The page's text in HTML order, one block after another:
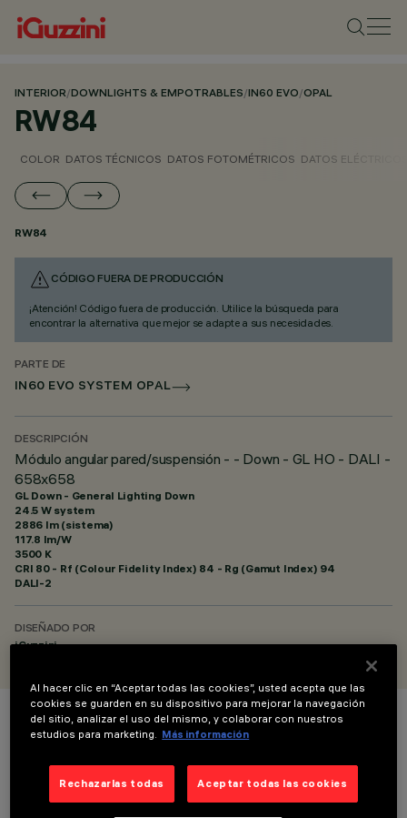
INTERIOR/DOWNLIGHTS & EMPOTRABLES/IN60 EVO/OPAL
RW84
COLOR DATOS TÉCNICOS DATOS FOTOMÉTRICOS DATOS
RW84
CÓDIGO FUERA DE PRODUCCIÓN
¡Atención! Código fuera de producción. Utilice la búsqueda para
encontrar la alternativa que mejor se adapte a sus necesidades.
PARTE DE
IN60 EVO SYSTEM OPAL
DESCRIPCIÓN
Módulo angular pared/suspensión - - Down - GL HO - DALI -
658x658
GL Down - General Lighting Down
24.5 W system
2886 lm (sistema)
117.8 lm/W
3500 K
CRI 80- Rf (Colour Fidelity Index) 84 - Rg (Gamut Index) 94
DALI-2
DISEÑADO POR
iGuzzini
COLOR
Al hacer clic en “Aceptar todas las cookies”, usted acepta que las
cookies se guarden en su dispositivo para mejorar la navegación
del sitio, analizar el uso del mismo, y colaborar con nuestros
estudios para marketing.
Más información
Rechazarlas todas Aceptar todas las cookies